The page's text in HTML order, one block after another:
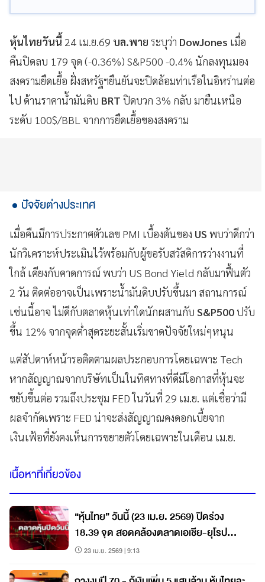
หุ้นไทยวันนี้ 24 เม.ย.69 บล.พาย ระบุว่า DowJones เมื่อ
คืนปิดลบ 179 จุด (-0.36%) S&P500 -0.4% นักลงทุนมอง
สงครามยืดเยื้อ ฝั่งสหรัฐฯยืนยันจะปิดล้อมท่าเรือในอิหร่านต่อ
ไป ด้านราคาน้ำมันดิบ BRT ปิดบวก 3% กลับ มายืนเหนือ
ระดับ 100$/BBL จากการยืดเยื้อของสงคราม
ปัจจัยต่างประเทศ
เมื่อคืนมีการประกาศตัวเลข PMI เบื้องต้นของ US พบว่าดีกว่า
นักวิเคราะห์ประเมินไว้พร้อมกับผู้ขอรับสวัสดิการว่างงานที่
ใกล้ เคียงกับคาดการณ์ พบว่า US Bond Yield กลับมาฟื้นตัว
2 วัน ติดต่ออาจเป็นเพราะน้ำมันดิบปรับขึ้นมา สถานการณ์
เช่นนี้อาจ ไม่ดีกับตลาดหุ้นเท่าใดนักผสานกับ S&P500ปรับ
ขึ้น 12% จากจุดต่ำสุดระยะสั้นเริ่มขาดปัจจัยใหม่ๆหนุน
แต่สัปดาห์หน้ารอติดตามผลประกอบการโดยเฉพาะ Tech
หากสัญญาณจากบริษัทเป็นในทิศทางที่ดีมีโอกาสที่หุ้นจะ
ขยับขึ้นต่อ รวมถึงประชุม FED ในวันที่ 29 เม.ย. แต่เชื่อว่ามี
ผลจำกัดเพราะ FED น่าจะส่งสัญญาณคงดอกเบี้ยจาก
เงินเฟ้อที่ยังคงเห็นการขยายตัวโดยเฉพาะในเดือน เม.ย.
เนื้อหาที่เกี่ยวข้อง
“หุ้นไทย” วันนี้ (23 เม.ย. 2569) ปิดร่วง
18.39 จุด สอดคล้องตลาดเอเชีย-ยุโรป
เผชิญแรงขาย SCB, SCC, และ DELTA
23 เม.ย. 2569 | 9:13